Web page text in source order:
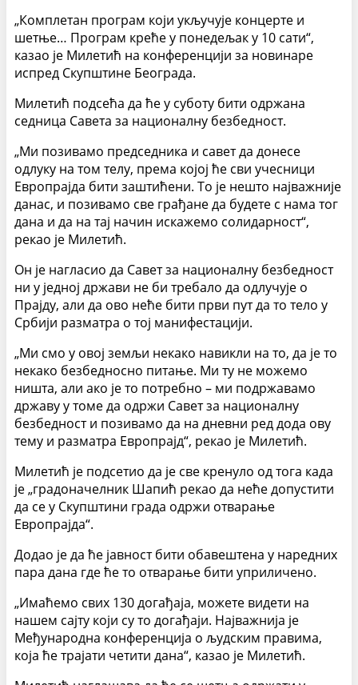
„Комплетан програм који укључује концерте и
шетње… Програм креће у понедељак у 10 сати“,
казао је Милетић на конференцији за новинаре
испред Скупштине Београда.
Милетић подсећа да ће у суботу бити одржана
седница Савета за националну безбедност.
„Ми позивамо председника и савет да донесе
одлуку на том телу, према којој ће сви учесници
Европрајда бити заштићени. То је нешто најважније
данас, и позивамо све грађане да будете с нама тог
дана и да на тај начин искажемо солидарност“,
рекао је Милетић.
Он је нагласио да Савет за националну безбедност
ни у једној држави не би требало да одлучује о
Прајду, али да ово неће бити први пут да то тело у
Србији разматра о тој манифестацији.
„Ми смо у овој земљи некако навикли на то, да је то
некако безбедносно питање. Ми ту не можемо
ништа, али ако је то потребно – ми подржавамо
државу у томе да одржи Савет за националну
безбедност и позивамо да на дневни ред дода ову
тему и разматра Европрајд“, рекао је Милетић.
Милетић је подсетио да је све кренуло од тога када
је „градоначелник Шапић рекао да неће допустити
да се у Скупштини града одржи отварање
Европрајда“.
Додао је да ће јавност бити обавештена у наредних
пара дана где ће то отварање бити уприличено.
„Имаћемо свих 130 догађаја, можете видети на
нашем сајту који су то догађаји. Најважнија је
Међународна конференција о људским правима,
која ће трајати четити дана“, казао је Милетић.